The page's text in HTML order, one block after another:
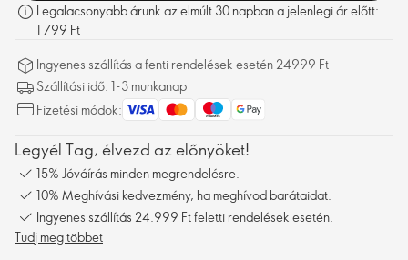
Legalacsonyabb árunk az elmúlt 30 napban a jelenlegi ár előtt:
1 799 Ft
Ingyenes szállítás a fenti rendelések esetén 24999 Ft
Szállítási idő: 1-3 munkanap
Fizetési módok:
Legyél Tag, élvezd az előnyöket!
15% Jóváírás minden megrendelésre.
10% Meghívási kedvezmény, ha meghívod barátaidat.
Ingyenes szállítás 24.999 Ft feletti rendelések esetén.
Tudj meg többet